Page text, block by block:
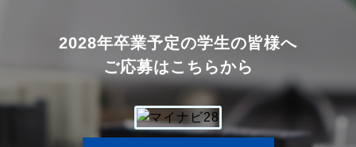
2028年卒業予定の学生の皆様へ
ご応募はこちらから